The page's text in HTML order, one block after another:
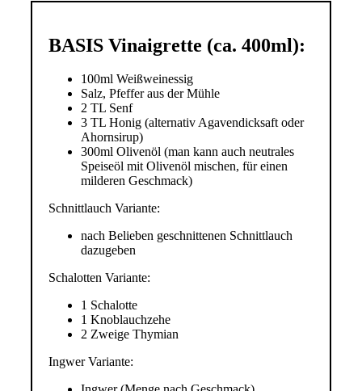
BASIS Vinaigrette (ca. 400ml):
100ml Weißweinessig
Salz, Pfeffer aus der Mühle
2 TL Senf
3 TL Honig (alternativ Agavendicksaft oder
Ahornsirup)
300ml Olivenöl (man kann auch neutrales
Speiseöl mit Olivenöl mischen, für einen
milderen Geschmack)
Schnittlauch Variante:
nach Belieben geschnittenen Schnittlauch
dazugeben
Schalotten Variante:
1 Schalotte
1 Knoblauchzehe
2 Zweige Thymian
Ingwer Variante: